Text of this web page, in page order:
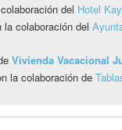
del Hotel
la colaboración del
Vivienda Vacacional
la colaboración de